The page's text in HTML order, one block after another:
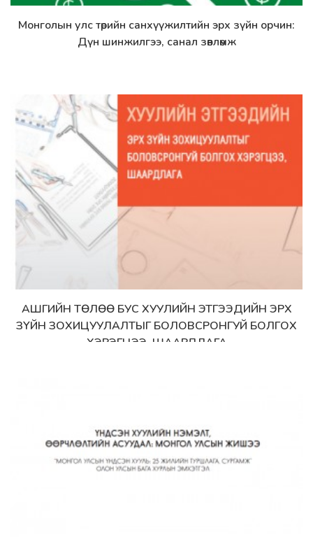
Дэлгэрэнгүй
Монголын улс төрийн санхүүжилтийн эрх зүйн орчин:
Дүн шинжилгээ, санал зөвлөмж
Дэлгэрэнгүй
АШГИЙН ТӨЛӨӨ БУС ХУУЛИЙН ЭТГЭЭДИЙН ЭРХ
ЗҮЙН ЗОХИЦУУЛАЛТЫГ БОЛОВСРОНГУЙ БОЛГОХ
ХЭРЭГЦЭЭ, ШААРДЛАГА